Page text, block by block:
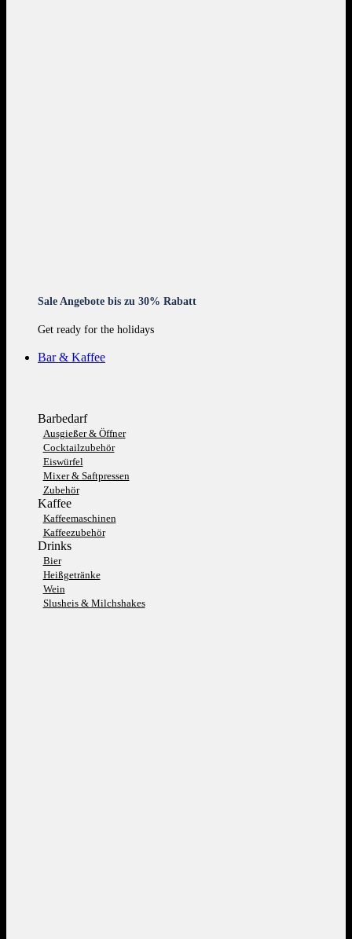
Sale Angebote bis zu 30% Rabatt
Get ready for the holidays
Bar & Kaffee
Barbedarf
Ausgießer & Öffner
Cocktailzubehör
Eiswürfel
Mixer & Saftpressen
Zubehör
Kaffee
Kaffeemaschinen
Kaffeezubehör
Drinks
Bier
Heißgetränke
Wein
Slusheis & Milchshakes